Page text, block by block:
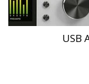
USB